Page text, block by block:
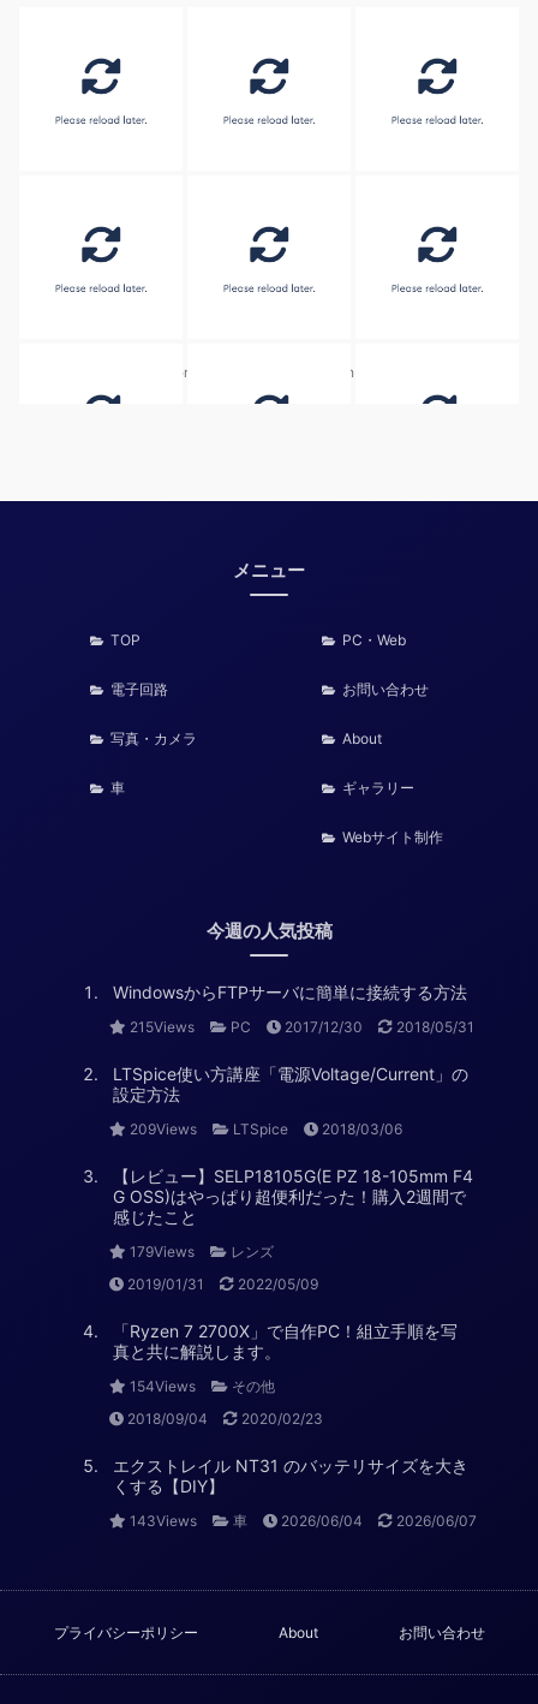
Combine Social Photos from
メニュー
TOP
電子回路
写真・カメラ
車
PC・Web
お問い合わせ
About
ギャラリー
Webサイト制作
今週の人気投稿
WindowsからFTPサーバに簡単に接続する方法
215Views PC 2017/12/30 2018/05/31
LTSpice使い方講座「電源Voltage/Current」の
設定方法
209Views LTSpice 2018/03/06
【レビュー】SELP18105G(E PZ 18-105mm F4
G OSS)はやっぱり超便利だった！購入2週間で
感じたこと
179Views
レンズ
2019/01/31
2022/05/09
「Ryzen 7 2700X」で自作PC！組立手順を写
真と共に解説します。
154Views
その他
2018/09/04
2020/02/23
エクストレイル NT31 のバッテリサイズを大き
くする【DIY】
143Views 車 2026/06/04 2026/06/07
プライバシーポリシー About お問い合わせ